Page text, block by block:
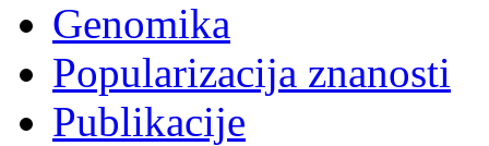
Genomika
Popularizacija znanosti
Publikacije